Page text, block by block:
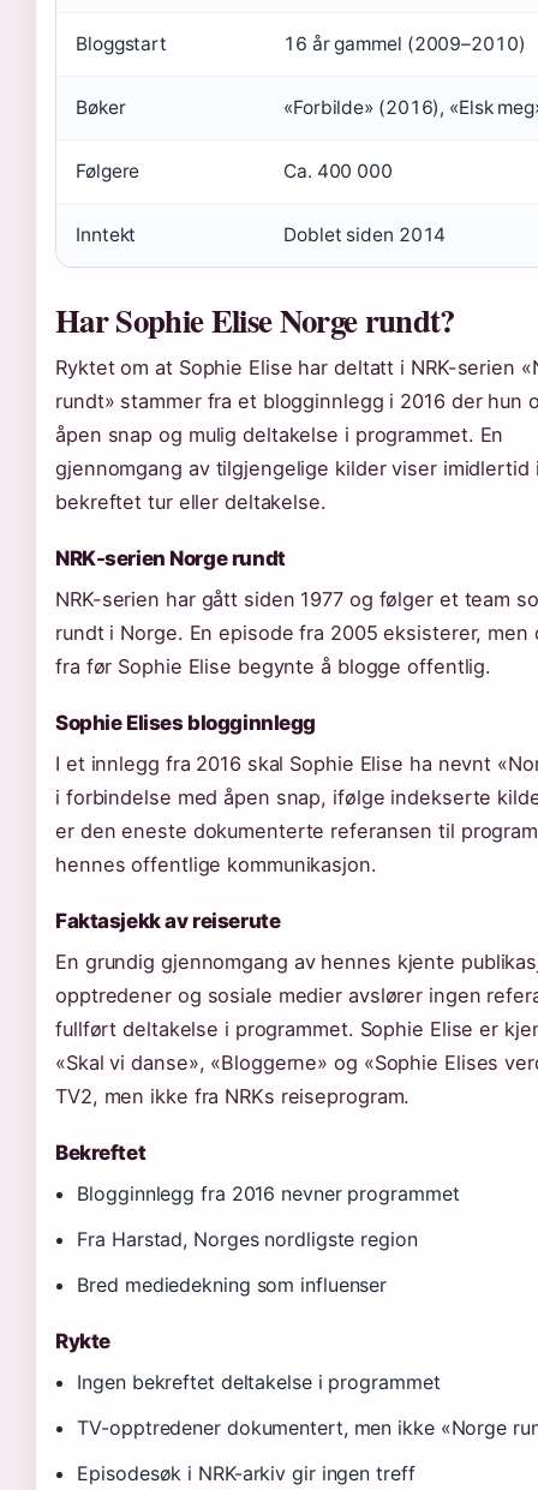
Bloggstart 16 år gammel (2009–2010)
Bøker «Forbilde» (2016), «Elsk
Følgere Ca. 400 000
Inntekt Doblet siden 2014
Har Sophie Elise Norge rundt?
Ryktet om at Sophie Elise har deltatt i NRK-serien
rundt» stammer fra et blogginnlegg i 2016 der hun
åpen snap og mulig deltakelse i programmet. En
gjennomgang av tilgjengelige kilder viser imidlertid
bekreftet tur eller deltakelse.
NRK-serien Norge rundt
NRK-serien har gått siden 1977 og følger et team
rundt i Norge. En episode fra 2005 eksisterer, men
fra før Sophie Elise begynte å blogge offentlig.
Sophie Elises blogginnlegg
I et innlegg fra 2016 skal Sophie Elise ha nevnt
i forbindelse med åpen snap, ifølge indekserte
er den eneste dokumenterte referansen til
hennes offentlige kommunikasjon.
Faktasjekk av reiserute
En grundig gjennomgang av hennes kjente
opptredener og sosiale medier avslører ingen
fullført deltakelse i programmet. Sophie Elise er
«Skal vi danse», «Bloggerne» og «Sophie Elises
TV2, men ikke fra NRKs reiseprogram.
Bekreftet
Blogginnlegg fra 2016 nevner programmet
Fra Harstad, Norges nordligste region
Bred mediedekning som influenser
Rykte
Ingen bekreftet deltakelse i programmet
TV-opptredener dokumentert, men ikke «Norge
Episodesøk i NRK-arkiv gir ingen treff